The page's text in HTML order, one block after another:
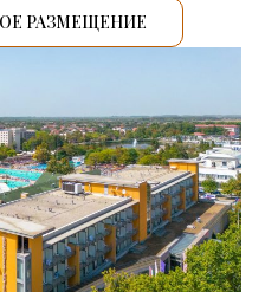
РАЗМЕЩЕНИЕ